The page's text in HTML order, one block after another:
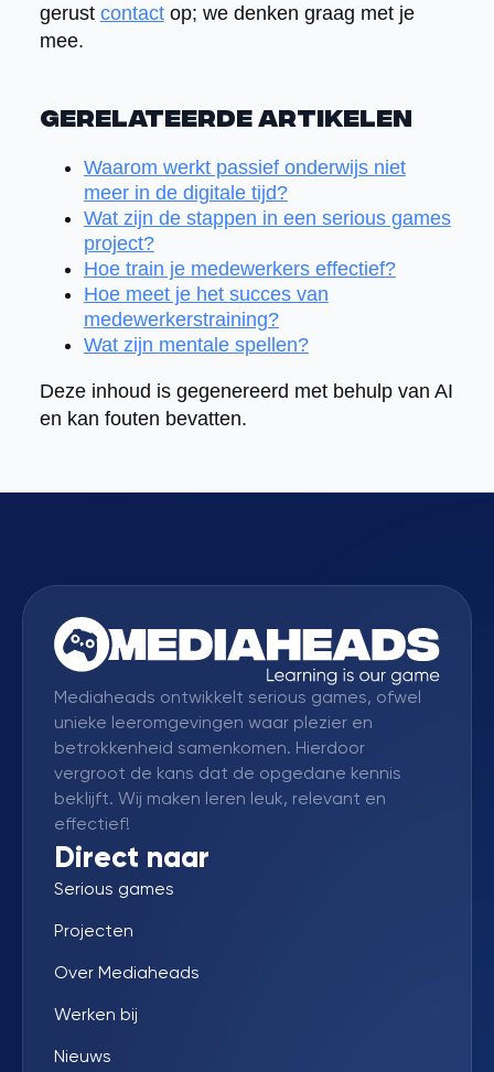
gerust contactop; we denken graag met je
mee.
Gerelateerde artikelen
Waarom werkt passief onderwijs niet
meer in de digitale tijd?
Wat zijn de stappen in een serious games
project?
Hoe train je medewerkers effectief?
Hoe meet je het succes van
medewerkerstraining?
Wat zijn mentale spellen?
Deze inhoud is gegenereerd met behulp van AI
en kan fouten bevatten.
Mediaheads ontwikkelt serious games, ofwel
unieke leeromgevingen waar plezier en
betrokkenheid samenkomen. Hierdoor
vergroot de kans dat de opgedane kennis
beklijft. Wij maken leren leuk, relevant en
effectief!
Direct naar
Serious games
Projecten
Over Mediaheads
Werken bij
Nieuws